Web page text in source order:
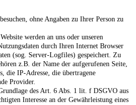
ohne Angaben zu Ihrer Person zu
werden an uns oder unseren
durch Ihren Internet Browser
(sog. Server-Logfiles) gespeichert. Zu
z.B. der Name der aufgerufenen Seite,
die IP-Adresse, die übertragene
Provider.
des Art. 6 Abs. 1 lit. f DSGVO aus
Interesse an der Gewährleistung eines